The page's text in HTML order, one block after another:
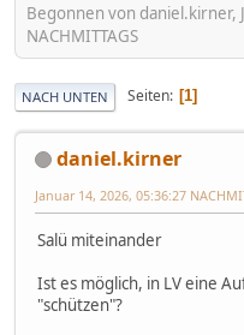
Begonnen von daniel.kirner,
NACHMITTAGS
NACH UNTEN Seiten 1
daniel.kirner
Januar 14, 2026, 05:36:27
Salü miteinander
Ist es möglich, in LV eine
"schützen"?